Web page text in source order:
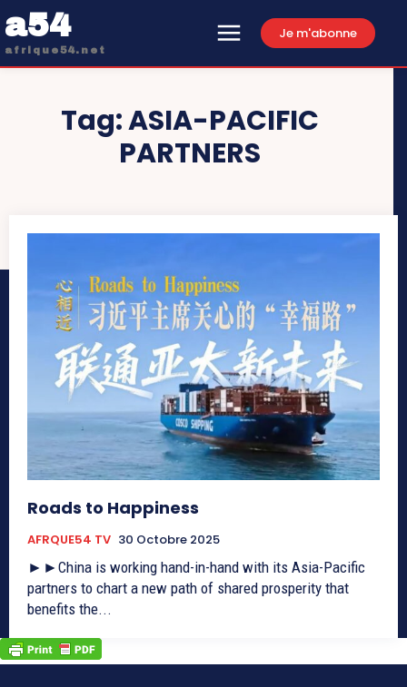
a54
afrique54.net
Je m'abonne
Tag:ASIA-PACIFIC
PARTNERS
Roads to Happiness
AFRQUE54 TV 30 Octobre 2025
►►China is working hand-in-hand with its Asia-Pacific
partners to chart a new path of shared prosperity that
benefits the...